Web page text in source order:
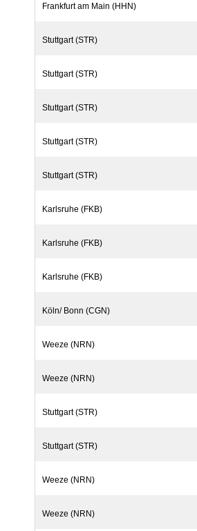
Frankfurt am Main (HHN)
Stuttgart (STR)
Stuttgart (STR)
Stuttgart (STR)
Stuttgart (STR)
Stuttgart (STR)
Karlsruhe (FKB)
Karlsruhe (FKB)
Karlsruhe (FKB)
Köln/ Bonn (CGN)
Weeze (NRN)
Weeze (NRN)
Stuttgart (STR)
Stuttgart (STR)
Weeze (NRN)
Weeze (NRN)